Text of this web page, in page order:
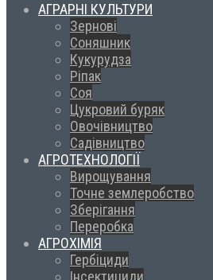
АГРАРНІ КУЛЬТУРИ
Зернові
Соняшник
Кукурудза
Ріпак
Соя
Цукровий буряк
Овочівництво
Садівництво
АГРОТЕХНОЛОГІЇ
Вирощування
Точне землеробство
Зберігання
Переробка
АГРОХІМІЯ
Гербіциди
Інсектициди